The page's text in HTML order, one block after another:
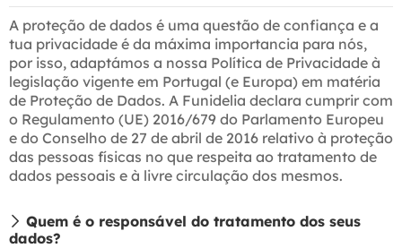
A proteção de dados é uma questão de confiança e a
tua privacidade é da máxima importancia para nós,
por isso, adaptámos a nossa Política de Privacidade à
legislação vigente em Portugal (e Europa) em matéria
de Proteção de Dados. A Funidelia declara cumprir com
o Regulamento (UE) 2016/679 do Parlamento Europeu
e do Conselho de 27 de abril de 2016 relativo à proteção
das pessoas físicas no que respeita ao tratamento de
dados pessoais e à livre circulação dos mesmos.
Quem é o responsável do tratamento dos seus
dados?